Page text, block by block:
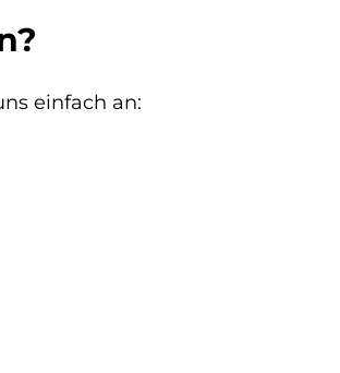
einfach an: